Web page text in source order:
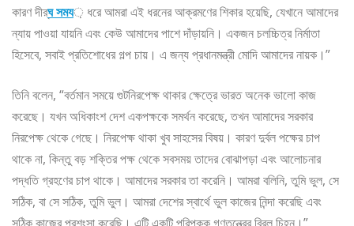
কারণ দীর্ঘ সময় ধরে আমরা এই ধরনের আক্রমণের শিকার হয়েছি, যেখানে আমাদের
ন্যায় পাওয়া যায়নি এবং কেউ আমাদের পাশে দাঁড়ায়নি। একজন চলচ্চিত্র নির্মাতা
হিসেবে, সবাই প্রতিশোধের গল্প চায়। এ জন্য প্রধানমন্ত্রী মোদি আমাদের নায়ক।”
তিনি বলেন, “বর্তমান সময়ে গুটনিরপেক্ষ থাকার ক্ষেত্রে ভারত অনেক ভালো কাজ
করেছে। যখন অধিকাংশ দেশ একপক্ষকে সমর্থন করেছে, তখন আমাদের সরকার
নিরপেক্ষ থেকে গেছে। নিরপেক্ষ থাকা খুব সাহসের বিষয়। কারণ দুর্বল পক্ষের চাপ
থাকে না, কিন্তু বড় শক্তির পক্ষ থেকে সবসময় তাদের বোঝাপড়া এবং আলোচনার
পদ্ধতি গ্রহণের চাপ থাকে। আমাদের সরকার তা করেনি। আমরা বলিনি, তুমি ভুল, সে
সঠিক, বা সে সঠিক, তুমি ভুল। আমরা দেশের স্বার্থে ভুল কাজের নিন্দা করেছি এবং